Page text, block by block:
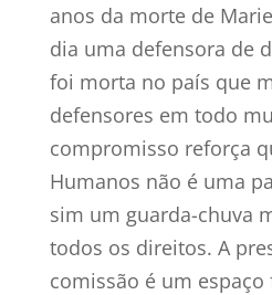
anos da morte de
dia uma defensora de
foi morta no país que
defensores em todo
compromisso reforça
Humanos não é uma
sim um guarda-chuva
todos os direitos. A
comissão é um